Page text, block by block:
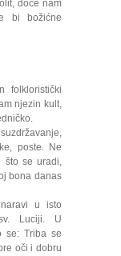
doće nam
bi božićne
folkloristički
njezin kult,
poste. Ne
što se uradi,
bona danas
u isto
Luciji. U
se: Triba se
oči i dobru